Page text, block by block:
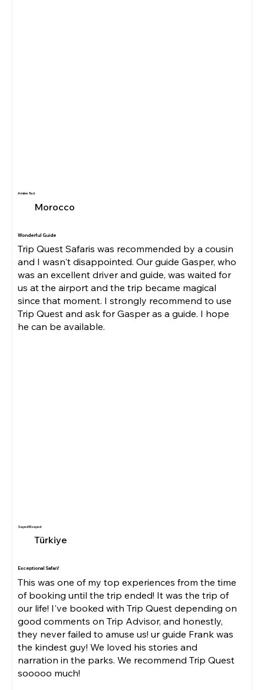
Amine Tazi
Morocco
Wonderful Guide
Trip Quest Safaris was recommended by a cousin
and I wasn't disappointed. Our guide Gasper, who
was an excellent driver and guide, was waited for
us at the airport and the trip became magical
since that moment. I strongly recommend to use
Trip Quest and ask for Gasper as a guide. I hope
he can be available.
Sayed Elsayed
Türkiye
Exceptional Safari!
This was one of my top experiences from the time
of booking until the trip ended! It was the trip of
our life! I've booked with Trip Quest depending on
good comments on Trip Advisor, and honestly,
they never failed to amuse us! ur guide Frank was
the kindest guy! We loved his stories and
narration in the parks. We recommend Trip Quest
sooooo much!